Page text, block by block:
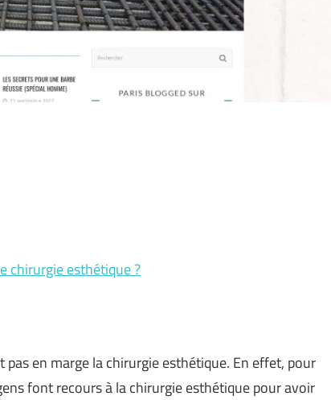
chirurgie esthétique ?
en marge la chirurgie esthétique. En effet, pour
font recours à la chirurgie esthétique pour avoir